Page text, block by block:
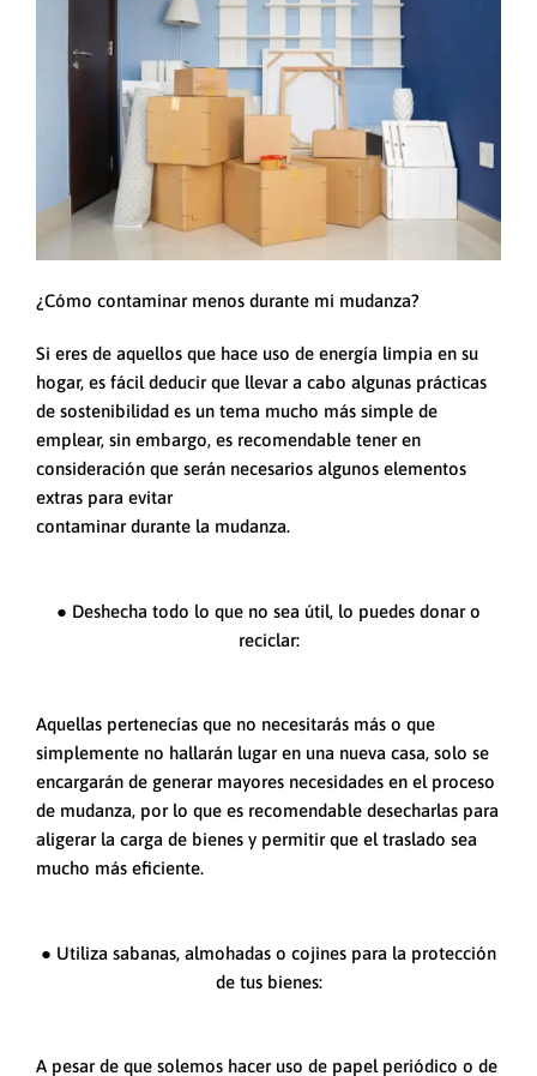
¿Cómo contaminar menos durante mi mudanza?
Si eres de aquellos que hace uso de energía limpia en su
hogar, es fácil deducir que llevar a cabo algunas prácticas
de sostenibilidad es un tema mucho más simple de
emplear, sin embargo, es recomendable tener en
consideración que serán necesarios algunos elementos
extras para evitar
contaminar durante la mudanza.
● Deshecha todo lo que no sea útil, lo puedes donar o
reciclar:
Aquellas pertenecías que no necesitarás más o que
simplemente no hallarán lugar en una nueva casa, solo se
encargarán de generar mayores necesidades en el proceso
de mudanza, por lo que es recomendable desecharlas para
aligerar la carga de bienes y permitir que el traslado sea
mucho más eficiente.
● Utiliza sabanas, almohadas o cojines para la protección
de tus bienes:
A pesar de que solemos hacer uso de papel periódico o de